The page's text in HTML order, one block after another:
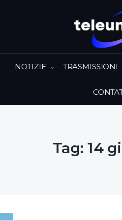
NOTIZIE TRASMISSIONI
Tag: 14